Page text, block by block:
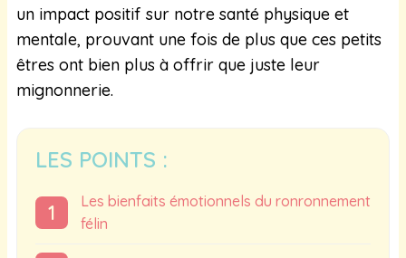
un impact positif sur notre santé physique et
mentale, prouvant une fois de plus que ces petits
êtres ont bien plus à offrir que juste leur
mignonnerie.
LES POINTS :
Les bienfaits émotionnels du ronronnement
félin